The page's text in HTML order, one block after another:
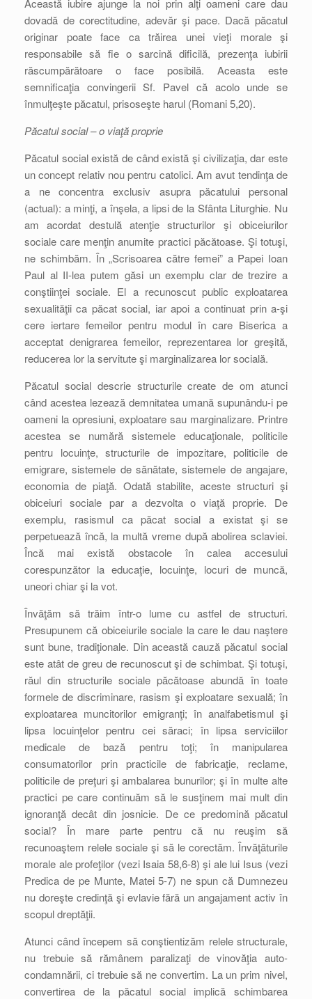
Această iubire ajunge la noi prin alţi oameni care dau
dovadă de corectitudine, adevăr şi pace. Dacă păcatul
originar poate face ca trăirea unei vieţi morale şi
responsabile să fie o sarcină dificilă, prezenţa iubirii
răscumpărătoare o face posibilă. Aceasta este
semnificaţia convingerii Sf. Pavel că acolo unde se
înmulţeşte păcatul, prisoseşte harul (Romani 5,20).
Păcatul social – o viaţă proprie
Păcatul social există de când există şi civilizaţia, dar este
un concept relativ nou pentru catolici. Am avut tendinţa de
a ne concentra exclusiv asupra păcatului personal
(actual): a minţi, a înşela, a lipsi de la Sfânta Liturghie. Nu
am acordat destulă atenţie structurilor şi obiceiurilor
sociale care menţin anumite practici păcătoase. Şi totuşi,
ne schimbăm. În „Scrisoarea către femei” a Papei Ioan
Paul al II-lea putem găsi un exemplu clar de trezire a
conştiinţei sociale. El a recunoscut public exploatarea
sexualităţii ca păcat social, iar apoi a continuat prin a-şi
cere iertare femeilor pentru modul în care Biserica a
acceptat denigrarea femeilor, reprezentarea lor greşită,
reducerea lor la servitute şi marginalizarea lor socială.
Păcatul social descrie structurile create de om atunci
când acestea lezează demnitatea umană supunându-i pe
oameni la opresiuni, exploatare sau marginalizare. Printre
acestea se numără sistemele educaţionale, politicile
pentru locuinţe, structurile de impozitare, politicile de
emigrare, sistemele de sănătate, sistemele de angajare,
economia de piaţă. Odată stabilite, aceste structuri şi
obiceiuri sociale par a dezvolta o viaţă proprie. De
exemplu, rasismul ca păcat social a existat şi se
perpetuează încă, la multă vreme după abolirea sclaviei.
Încă mai există obstacole în calea accesului
corespunzător la educaţie, locuinţe, locuri de muncă,
uneori chiar şi la vot.
Învăţăm să trăim într-o lume cu astfel de structuri.
Presupunem că obiceiurile sociale la care le dau naştere
sunt bune, tradiţionale. Din această cauză păcatul social
este atât de greu de recunoscut şi de schimbat. Şi totuşi,
răul din structurile sociale păcătoase abundă în toate
formele de discriminare, rasism şi exploatare sexuală; în
exploatarea muncitorilor emigranţi; în analfabetismul şi
lipsa locuinţelor pentru cei săraci; în lipsa serviciilor
medicale de bază pentru toţi; în manipularea
consumatorilor prin practicile de fabricaţie, reclame,
politicile de preţuri şi ambalarea bunurilor; şi în multe alte
practici pe care continuăm să le susţinem mai mult din
ignoranţă decât din josnicie. De ce predomină păcatul
social? În mare parte pentru că nu reuşim să
recunoaştem relele sociale şi să le corectăm. Învăţăturile
morale ale profeţilor (vezi Isaia 58,6-8) şi ale lui Isus (vezi
Predica de pe Munte, Matei 5-7) ne spun că Dumnezeu
nu doreşte credinţă şi evlavie fără un angajament activ în
scopul dreptăţii.
Atunci când începem să conştientizăm relele structurale,
nu trebuie să rămânem paralizaţi de vinovăţia auto-
condamnării, ci trebuie să ne convertim. La un prim nivel,
convertirea de la păcatul social implică schimbarea